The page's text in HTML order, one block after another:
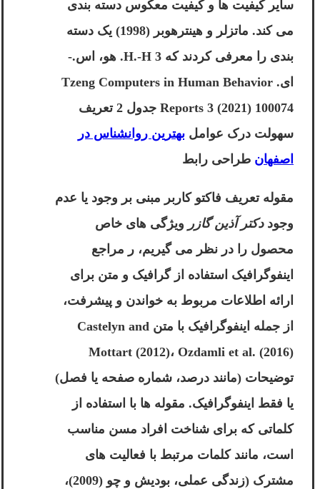
سایر کیفیت ها و کیفیت معکوس دسته بندی
می کند. ماتزلر و هینترهوبر (1998) یک دسته
بندی را معرفی کردند که 3 H.-H. هو، اس.-
ای. Tzeng Computers in Human Behavior
Reports 3 (2021) 100074 جدول 2 تعریف
سهولت درک عوامل بهترین روانشناس در
اصفهان طراحی رابط
مقوله تعریف فاکتو کاربر مبنی بر وجود یا عدم
وجوددکتر آذین گازر ویژگی های خاص
محصول را در نظر می گیریم، ر مراجع
اینفوگرافیک استفاده از گرافیک و متن برای
ارائه اطلاعات مربوط به خواندن و پیشرفت،
از جمله اینفوگرافیک با متن Castelyn and
Mottart (2012)، Ozdamli et al. (2016)
توضیحات (مانند درصد، شماره صفحه یا فصل)
یا فقط اینفوگرافیک. مقوله ها با استفاده از
کلماتی که برای شناخت افراد مسن مناسب
است، مانند کلمات مرتبط با فعالیت های
مشترک (زندگی عملی، بودیش و چو (2009)،